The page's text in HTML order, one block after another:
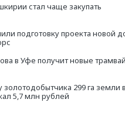
стал чаще закупать
подготовку проекта новой
в Уфе получит новые
золотодобытчика 299 га земли в
5,7 млн рублей